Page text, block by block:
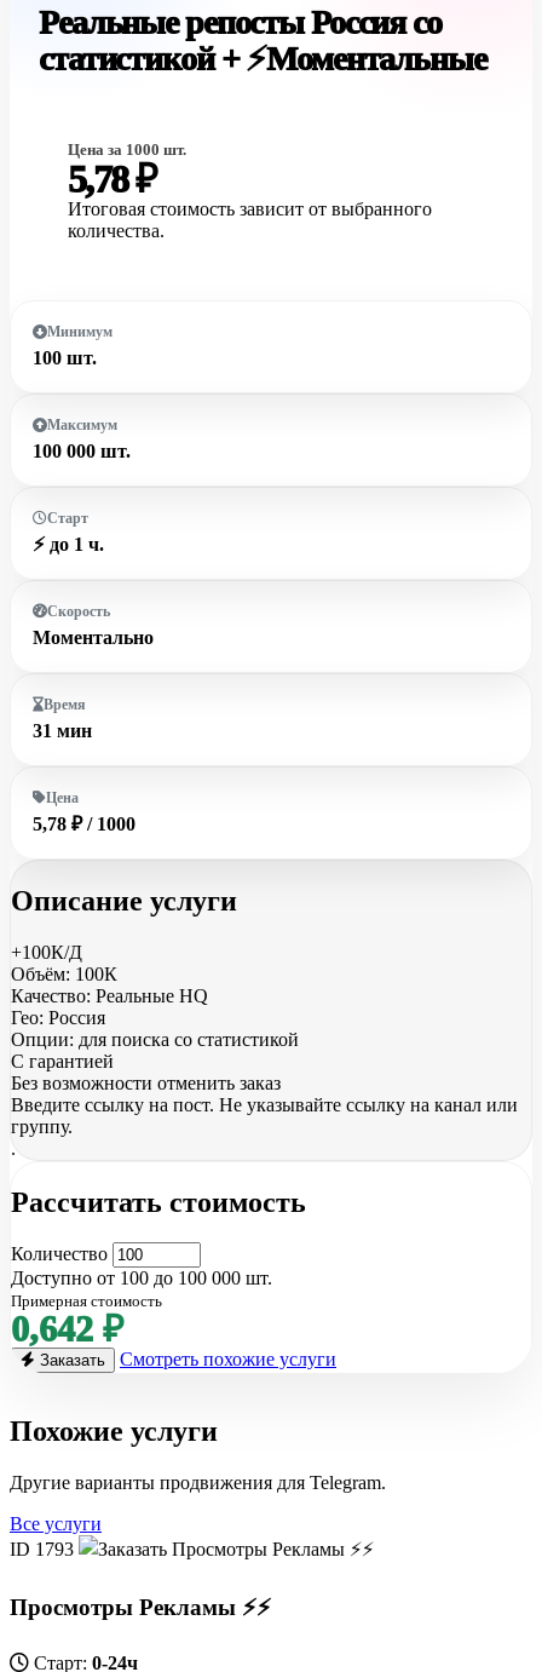
Реальные репосты Россия со
статистикой + ⚡️Моментальные
Цена за 1000 шт.
5,78 ₽
Итоговая стоимость зависит от выбранного
количества.
Минимум
100 шт.
Максимум
100 000 шт.
Старт
⚡️ до 1 ч.
Скорость
Моментально
Время
31 мин
Цена
5,78 ₽ / 1000
Описание услуги
+100К/Д
Объём: 100К
Качество: Реальные HQ
Гео: Россия
Опции: для поиска со статистикой
С гарантией
Без возможности отменить заказ
Введите ссылку на пост. Не указывайте ссылку на канал или
группу.
.
Рассчитать стоимость
Количество
Доступно от 100 до 100 000 шт.
Примерная стоимость
0,642 ₽
Заказать Смотреть похожие услуги
Похожие услуги
Другие варианты продвижения для Telegram.
Все услуги
ID 1793
Просмотры Рекламы ⚡️⚡️
Старт: 0-24ч